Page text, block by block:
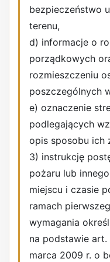
bezpieczeństwo
terenu,
d) informacje o
porządkowych
rozmieszczeniu
poszczególnych
e) oznaczenie
podlegających
opis sposobu ich
3) instrukcję
pożaru lub
miejscu i czasie
ramach
wymagania
na podstawie
marca 2009 r. o